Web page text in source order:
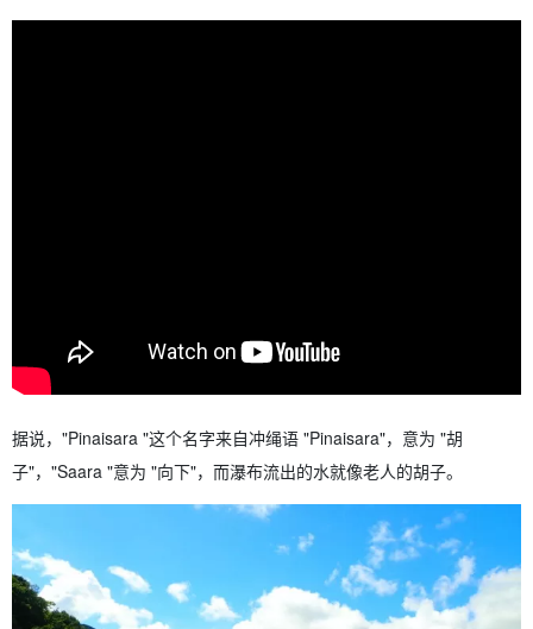
据说，"Pinaisara "这个名字来自冲绳语 "Pinaisara"，意为 "胡
子"，"Saara "意为 "向下"，而瀑布流出的水就像老人的胡子。